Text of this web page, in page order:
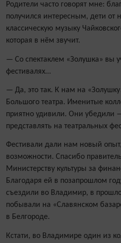
Родители часто говорят мне:
получился интересным, дети от
классическую музыку
которая в нём звучит.
— Со спектаклем «Золушка» вы
фестивалях…
— Да, это так. К нам на
Большого театра. Именитые
приятно удивили. Они убедили
представлять на театральных
Фестивали дали нам новый
возможности. Спасибо
Министерству культуры за
Благодаря ей в позапрошлом
съездили во Владимир, в
побывали на «Славянском
в Белгороде.
Кстати, во Владимире один из